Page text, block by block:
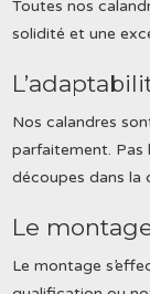
Toutes nos
solidité et une
Nos calandres
parfaitement. Pas
découpes dans la
Le
Le montage